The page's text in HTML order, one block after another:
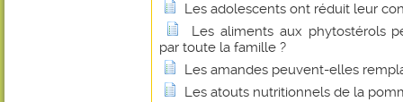
Les adolescents ont réduit leur
Les aliments aux phytostérols
par toute la famille ?
Les amandes peuvent-elles
Les atouts nutritionnels de la